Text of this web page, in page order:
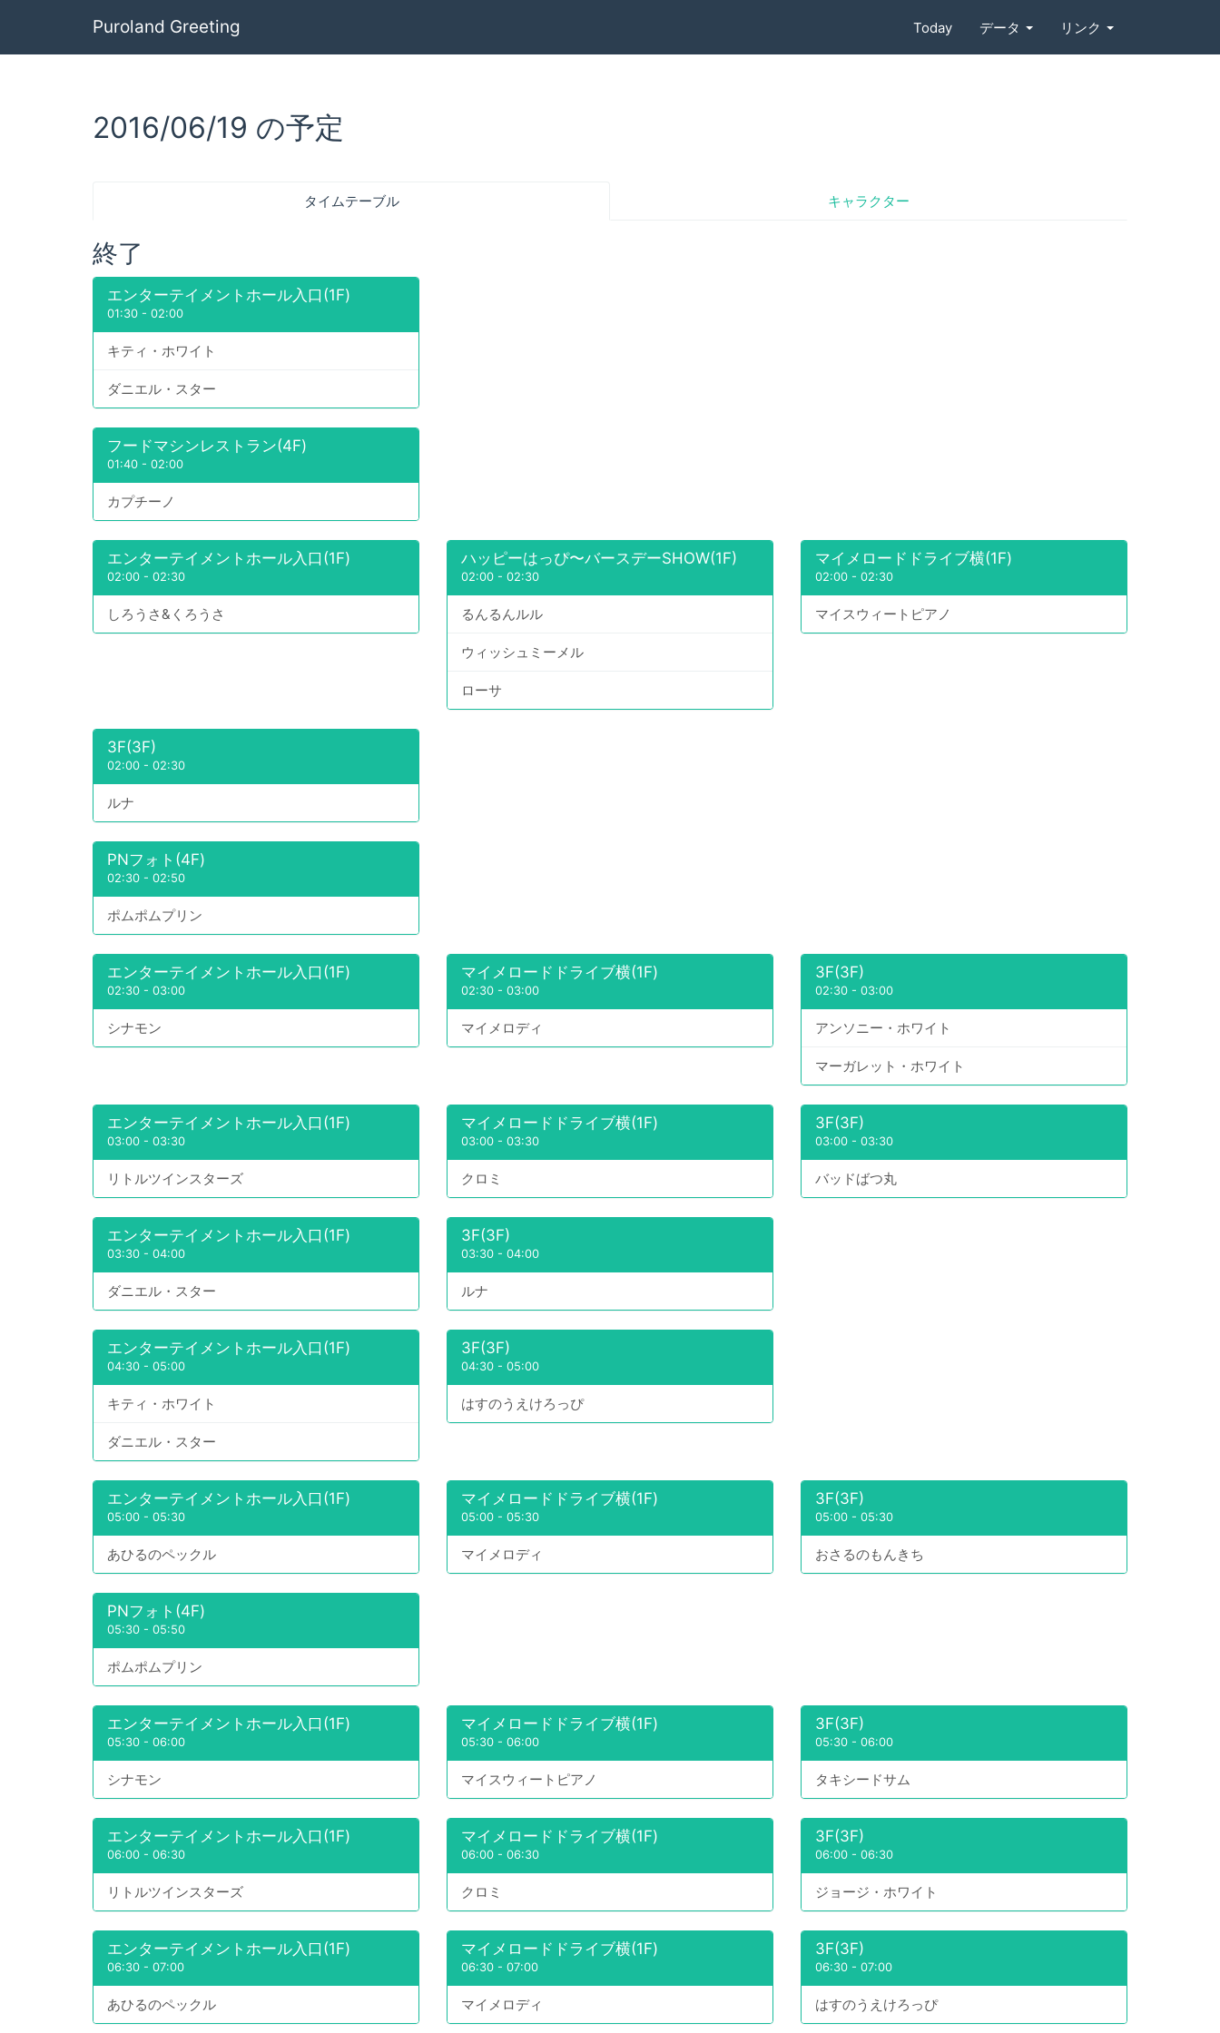
Puroland Greeting Today データ リンク
2016/06/19 の予定
タイムテーブル キャラクター
終了
エンターテイメントホール入口(1F)
01:30 - 02:00
キティ・ホワイト
ダニエル・スター
フードマシンレストラン(4F)
01:40 - 02:00
カプチーノ
エンターテイメントホール入口(1F)
02:00 - 02:30
しろうさ&くろうさ
ハッピーはっぴ〜バースデーSHOW(1F)
02:00- 02:30
るんるんルル
ウィッシュミーメル
ローサ
マイメロードドライブ横(1F)
02:00- 02:30
マイスウィートピアノ
3F(3F)
02:00 - 02:30
ルナ
PNフォト(4F)
02:30 - 02:50
ポムポムプリン
エンターテイメントホール入口(1F)
02:30 - 03:00
シナモン
マイメロードドライブ横(1F)
02:30- 03:00
マイメロディ
3F(3F)
02:30- 03:00
アンソニー・ホワイト
マーガレット・ホワイト
エンターテイメントホール入口(1F)
03:00 - 03:30
リトルツインスターズ
マイメロードドライブ横(1F)
03:00- 03:30
クロミ
3F(3F)
03:00- 03:30
バッドばつ丸
エンターテイメントホール入口(1F)
03:30 - 04:00
ダニエル・スター
3F(3F)
03:30- 04:00
ルナ
エンターテイメントホール入口(1F)
04:30 - 05:00
キティ・ホワイト
ダニエル・スター
3F(3F)
04:30- 05:00
はすのうえけろっぴ
エンターテイメントホール入口(1F)
05:00 - 05:30
あひるのペックル
マイメロードドライブ横(1F)
05:00- 05:30
マイメロディ
3F(3F)
05:00- 05:30
おさるのもんきち
PNフォト(4F)
05:30 - 05:50
ポムポムプリン
エンターテイメントホール入口(1F)
05:30 - 06:00
シナモン
マイメロードドライブ横(1F)
05:30- 06:00
マイスウィートピアノ
3F(3F)
05:30- 06:00
タキシードサム
エンターテイメントホール入口(1F)
06:00 - 06:30
リトルツインスターズ
マイメロードドライブ横(1F)
06:00- 06:30
クロミ
3F(3F)
06:00- 06:30
ジョージ・ホワイト
エンターテイメントホール入口(1F)
06:30 - 07:00
あひるのペックル
マイメロードドライブ横(1F)
06:30- 07:00
マイメロディ
3F(3F)
06:30- 07:00
はすのうえけろっぴ